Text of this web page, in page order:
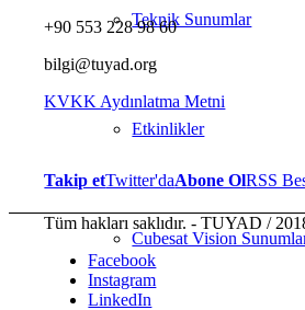
Teknik Sunumlar
Etkinlikler
Cubesat Vision
+90 553 228 98 60
bilgi@tuyad.org
KVKK Aydınlatma Metni
Takip etTwitter'daAbone OlRSS
Tüm hakları saklıdır. - TUYAD /
Facebook
Instagram
LinkedIn